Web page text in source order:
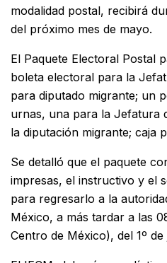
modalidad postal, recibirá
del próximo mes de mayo.
El Paquete Electoral Postal
boleta electoral para la
para diputado migrante; un
urnas, una para la Jefatura
la diputación migrante; caja
Se detalló que el paquete
impresas, el instructivo y el
para regresarlo a la
México, a más tardar a las
Centro de México), del 1º